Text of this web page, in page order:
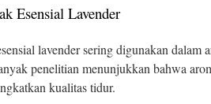
Esensial Lavender
lavender sering digunakan dalam
penelitian menunjukkan bahwa
kualitas tidur.